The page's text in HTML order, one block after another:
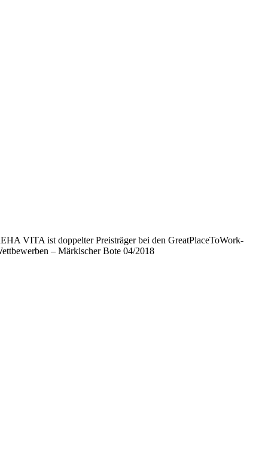
VITA ist doppelter Preisträger bei den GreatPlaceToWork-
– Märkischer Bote 04/2018